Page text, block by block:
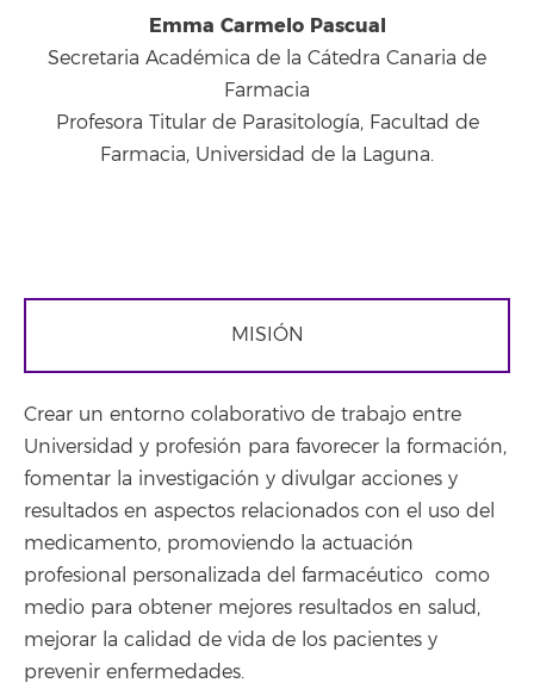
Emma Carmelo Pascual
Secretaria Académica de la Cátedra Canaria de
Farmacia
Profesora Titular de Parasitología, Facultad de
Farmacia, Universidad de la Laguna.
MISIÓN
Crear un entorno colaborativo de trabajo entre
Universidad y profesión para favorecer la formación,
fomentar la investigación y divulgar acciones y
resultados en aspectos relacionados con el uso del
medicamento, promoviendo la actuación
profesional personalizada del farmacéutico como
medio para obtener mejores resultados en salud,
mejorar la calidad de vida de los pacientes y
prevenir enfermedades.